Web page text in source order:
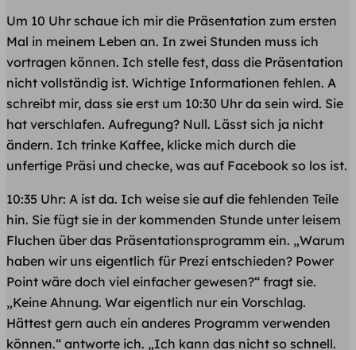
Um 10 Uhr schaue ich mir die Präsentation zum ersten
Mal in meinem Leben an. In zwei Stunden muss ich
vortragen können. Ich stelle fest, dass die Präsentation
nicht vollständig ist. Wichtige Informationen fehlen. A
schreibt mir, dass sie erst um 10:30 Uhr da sein wird. Sie
hat verschlafen. Aufregung? Null. Lässt sich ja nicht
ändern. Ich trinke Kaffee, klicke mich durch die
unfertige Präsi und checke, was auf Facebook so los ist.
10:35 Uhr: A ist da. Ich weise sie auf die fehlenden Teile
hin. Sie fügt sie in der kommenden Stunde unter leisem
Fluchen über das Präsentationsprogramm ein. „Warum
haben wir uns eigentlich für Prezi entschieden? Power
Point wäre doch viel einfacher gewesen?“ fragt sie.
„Keine Ahnung. War eigentlich nur ein Vorschlag.
Hättest gern auch ein anderes Programm verwenden
können.“ antworte ich. „Ich kann das nicht so schnell.